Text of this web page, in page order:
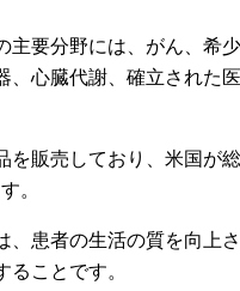
主要分野には、がん、希
、心臓代謝、確立された
を販売しており、米国が
。
、患者の生活の質を向上
ことです。